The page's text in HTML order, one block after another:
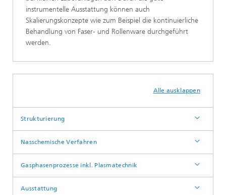
instrumentelle Ausstattung können auch
Skalierungskonzepte wie zum Beispiel die kontinuierliche
Behandlung von Faser- und Rollenware durchgeführt
werden.
Alle ausklappen
Strukturierung
Nasschemische Verfahren
Gasphasenprozesse inkl. Plasmatechnik
Ausstattung